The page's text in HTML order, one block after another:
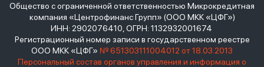
Общество с ограниченной ответственностью Микрокредитная
компания «Центрофинанс Групп» (ООО МКК «ЦФГ»)
ИНН: 2902076410, ОГРН: 1132932001674
Регистрационный номер записи в государственном реестре
ООО МКК «ЦФГ» № 651303111004012 от 18.03.2013
Персональный состав органов управления и информация о